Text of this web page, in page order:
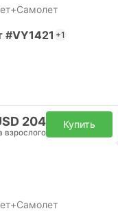
+1
204
взрослого
Купить